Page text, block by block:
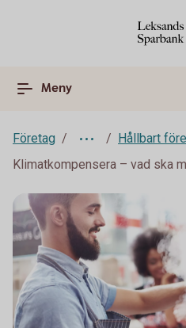
Meny
Företag
Hållbart
Klimatkompensera – vad ska